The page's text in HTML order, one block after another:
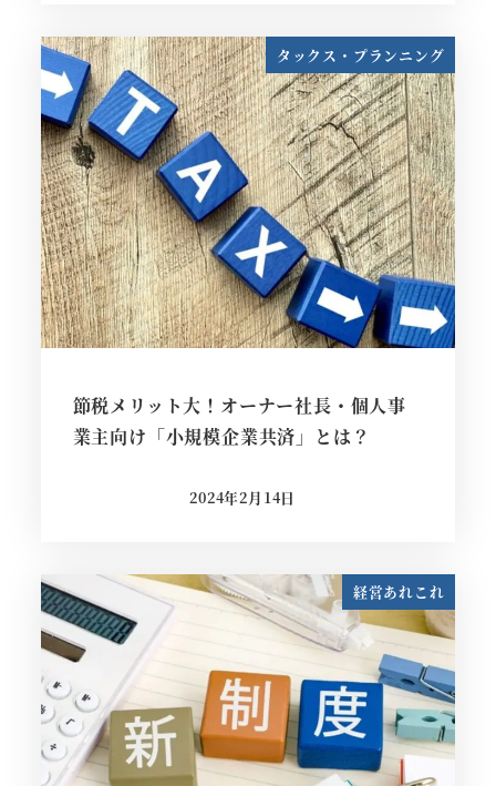
タックス・プランニング
節税メリット大！オーナー社長・個人事
業主向け「小規模企業共済」とは？
投稿日
2024年2月14日
経営あれこれ